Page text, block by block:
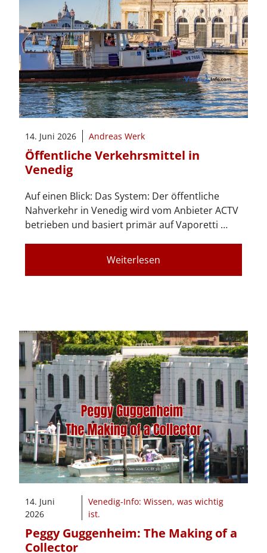
14. Juni 2026 Andreas Werk
Öffentliche Verkehrsmittel in
Venedig
Auf einen Blick: Das System: Der öffentliche
Nahverkehr in Venedig wird vom Anbieter ACTV
betrieben und basiert primär auf Vaporetti …
Weiterlesen
14. Juni
2026
Venedig-Info: Wissen, was wichtig
ist.
Peggy Guggenheim: The Making of a
Collector